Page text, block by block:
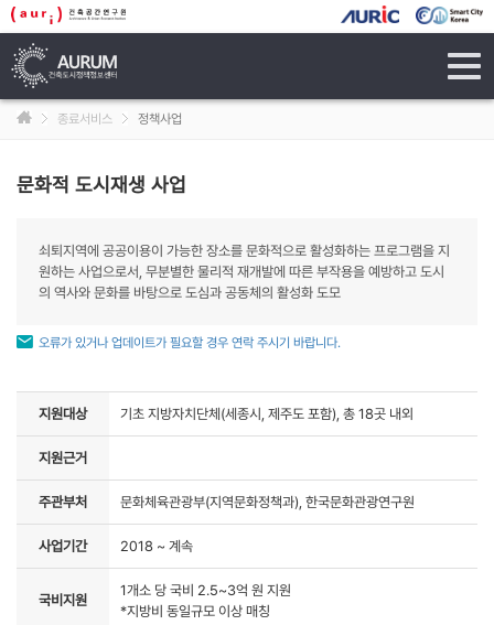
종료서비스 정책사업
문화적 도시재생 사업
쇠퇴지역에 공공이용이 가능한 장소를 문화적으로 활성화하는 프로그램을 지
원하는 사업으로서, 무분별한 물리적 재개발에 따른 부작용을 예방하고 도시
의 역사와 문화를 바탕으로 도심과 공동체의 활성화 도모
오류가 있거나 업데이트가 필요할 경우 연락 주시기 바랍니다.
지원대상 기초 지방자치단체(세종시, 제주도 포함), 총 18곳 내외
지원근거
주관부처 문화체육관광부(지역문화정책과), 한국문화관광연구원
사업기간 2018 ~ 계속
국비지원
1개소 당 국비 2.5~3억 원 지원
*지방비 동일규모 이상 매칭